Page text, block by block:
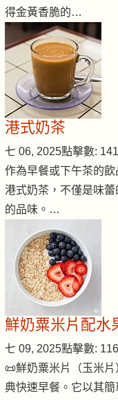
得金黃香脆的…
港式奶茶
七 06, 2025點擊數:
作為早餐或下午茶的
港式奶茶，不僅是味
的品味。…
鮮奶粟米片配水
七 09, 2025點擊數:
📜鮮奶粟米片（玉米
典快速早餐。它以其